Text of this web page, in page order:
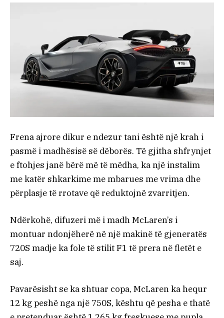
Frena ajrore dikur e ndezur tani është një krah i
pasmë i madhësisë së dëborës. Të gjitha shfrynjet
e ftohjes janë bërë më të mëdha, ka një instalim
me katër shkarkime me mbarues me vrima dhe
përplasje të rrotave që reduktojnë zvarritjen.
Ndërkohë, difuzeri më i madh McLaren’s i
montuar ndonjëherë në një makinë të gjeneratës
720S madje ka fole të stilit F1 të prera në fletët e
saj.
Pavarësisht se ka shtuar copa, McLaren ka hequr
12 kg peshë nga një 750S, kështu që pesha e thatë